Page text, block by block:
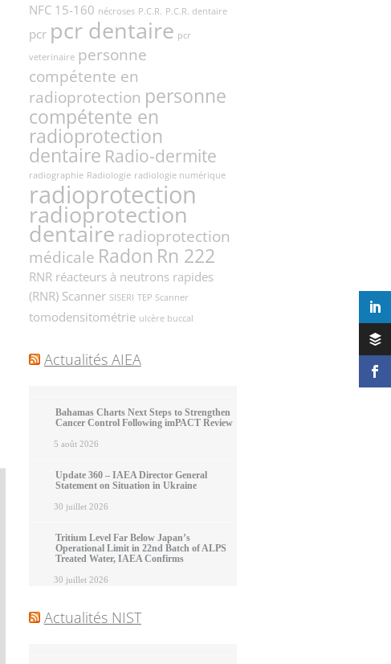
NFC 15-160 nécroses P.C.R. P.C.R. dentaire
pcr pcr dentaire pcr
veterinaire personne
compétente en
radioprotection personne
compétente en
radioprotection
dentaire Radio-dermite
radiographie Radiologie radiologie numérique
radioprotection
radioprotection
dentaire radioprotection
médicale Radon Rn 222
RNR réacteurs à neutrons rapides
(RNR) Scanner SISERI TEP Scanner
tomodensitométrie ulcère buccal
Actualités AIEA
Bahamas Charts Next Steps to Strengthen
Cancer Control Following imPACT Review
5 août 2026
Update 360 – IAEA Director General
Statement on Situation in Ukraine
30 juillet 2026
Tritium Level Far Below Japan’s
Operational Limit in 22nd Batch of ALPS
Treated Water, IAEA Confirms
30 juillet 2026
Actualités NIST